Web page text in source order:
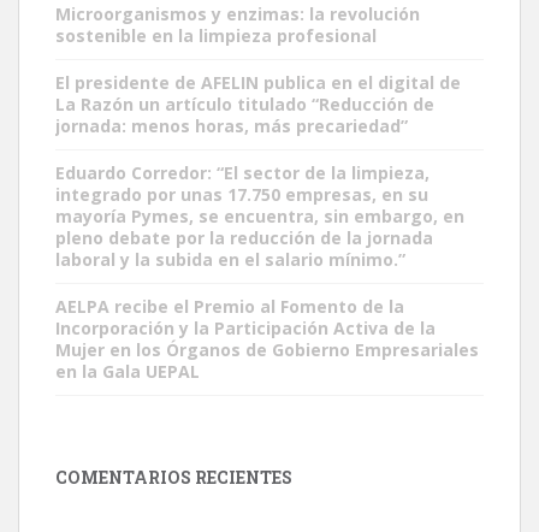
Microorganismos y enzimas: la revolución
sostenible en la limpieza profesional
El presidente de AFELIN publica en el digital de
La Razón un artículo titulado “Reducción de
jornada: menos horas, más precariedad”
Eduardo Corredor: “El sector de la limpieza,
integrado por unas 17.750 empresas, en su
mayoría Pymes, se encuentra, sin embargo, en
pleno debate por la reducción de la jornada
laboral y la subida en el salario mínimo.”
AELPA recibe el Premio al Fomento de la
Incorporación y la Participación Activa de la
Mujer en los Órganos de Gobierno Empresariales
en la Gala UEPAL
COMENTARIOS RECIENTES